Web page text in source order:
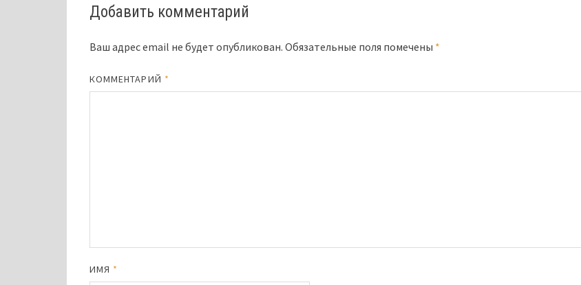
Добавить комментарий
Ваш адрес email не будет опубликован. Обязательные поля помечены *
КОММЕНТАРИЙ *
ИМЯ *